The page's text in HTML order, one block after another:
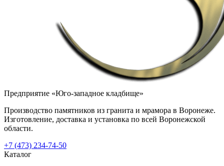
Предприятие «Юго-западное кладбище»
Производство памятников из гранита и мрамора в Воронеже.
Изготовление, доставка и установка по всей Воронежской
области.
+7 (473) 234-74-50
Каталог